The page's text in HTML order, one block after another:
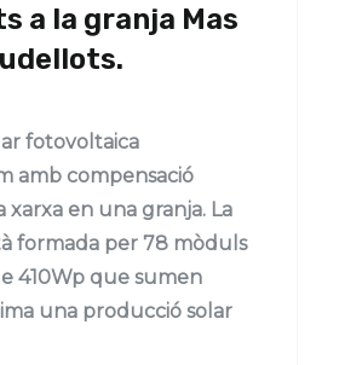
a la granja Mas
fotovoltaica
amb compensació
xarxa en una granja. La
formada per 78 mòduls
410Wp que sumen
una producció solar